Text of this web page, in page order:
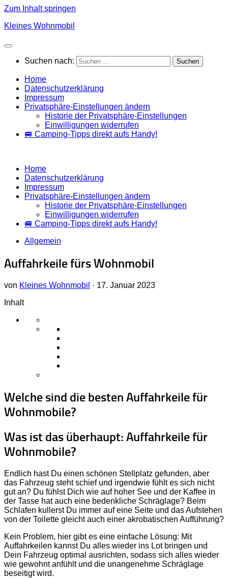
Zum Inhalt springen
Kleines Wohnmobil
Suchen nach:
Home
Datenschutzerklärung
Impressum
Privatsphäre-Einstellungen ändern
Historie der Privatsphäre-Einstellungen
Einwilligungen widerrufen
🚐 Camping-Tipps direkt aufs Handy!
Home
Datenschutzerklärung
Impressum
Privatsphäre-Einstellungen ändern
Historie der Privatsphäre-Einstellungen
Einwilligungen widerrufen
🚐 Camping-Tipps direkt aufs Handy!
Allgemein
Auffahrkeile fürs Wohnmobil
von Kleines Wohnmobil · 17. Januar 2023
Inhalt
Welche sind die besten Auffahrkeile für
Wohnmobile?
Was ist das überhaupt: Auffahrkeile für
Wohnmobile?
Endlich hast Du einen schönen Stellplatz gefunden, aber
das Fahrzeug steht schief und irgendwie fühlt es sich nicht
gut an? Du fühlst Dich wie auf hoher See und der Kaffee in
der Tasse hat auch eine bedenkliche Schräglage? Beim
Schlafen kullerst Du immer auf eine Seite und das Aufstehen
von der Toilette gleicht auch einer akrobatischen Aufführung?
Kein Problem, hier gibt es eine einfache Lösung: Mit
Auffahrkeilen kannst Du alles wieder ins Lot bringen und
Dein Fahrzeug optimal ausrichten, sodass sich alles wieder
wie gewohnt anfühlt und die unangenehme Schräglage
beseitigt wird.